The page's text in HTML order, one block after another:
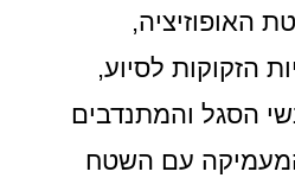
האופוזיציה,
הזקוקות לסיוע,
הסגל והמתנדבים
עם השטח